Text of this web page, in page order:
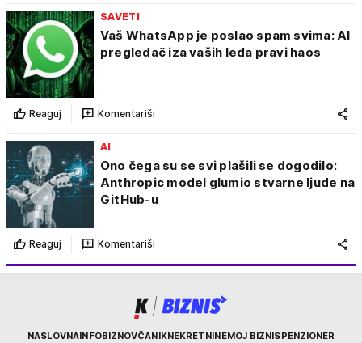
SAVETI
Vaš WhatsApp je poslao spam svima: AI
pregledač iza vaših leđa pravi haos
Reaguj Komentariši
AI
Ono čega su se svi plašili se dogodilo:
Anthropic model glumio stvarne ljude na
GitHub-u
Reaguj Komentariši
KurirNASLOVNAINFOBIZNOVČANIKNEKRETNINEMOJ BIZNISPENZIONER